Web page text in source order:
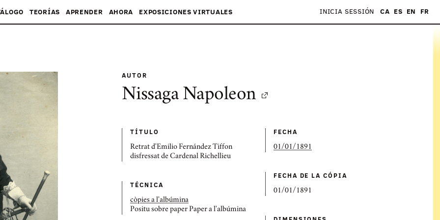
TEORÍAS APRENDER AHORA EXPOSICIONES VIRTUALES INICIA SESSIÓN CA ES EN FR
AUTOR
Nissaga Napoleon
TÍTULO
Retrat d'Emilio Fernández Tiffon
disfressat de Cardenal Richellieu
FECHA
01/01/1891
FECHA DE LA CÓPIA
01/01/1891
TÉCNICA
còpies a l'albúmina
Positu sobre paper Paper a l'albúmina